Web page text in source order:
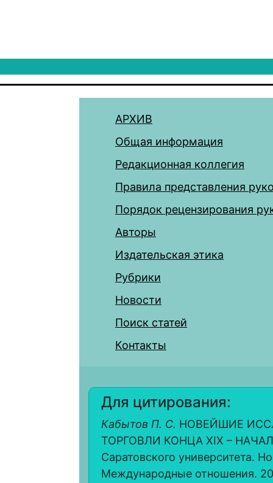
АРХИВ
Общая информация
Редакционная коллегия
Правила представления
Порядок рецензирования
Авторы
Издательская этика
Рубрики
Новости
Поиск статей
Контакты
Для цитирования:
Кабытов П. С. НОВЕЙШИЕ
ТОРГОВЛИ КОНЦА XIX –
Саратовского университета.
Международные отношения.